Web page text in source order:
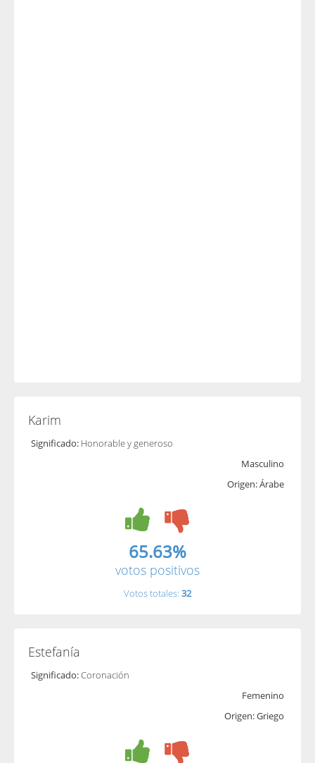
Karim
Significado: Honorable y generoso
Masculino
Origen: Árabe
65.63%
votos positivos
Votos totales: 32
Estefanía
Significado:Coronación
Femenino
Origen: Griego